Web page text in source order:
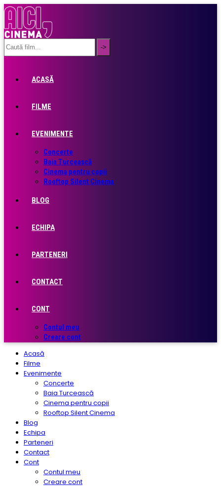
ACASĂ
FILME
EVENIMENTE
Concerte
Baia Turcească
Cinema pentru copii
Rooftop Silent Cinema
BLOG
ECHIPA
PARTENERI
CONTACT
CONT
Contul meu
Creare cont
Acasă
Filme
Evenimente
Concerte
Baia Turcească
Cinema pentru copii
Rooftop Silent Cinema
Blog
Echipa
Parteneri
Contact
Cont
Contul meu
Creare cont